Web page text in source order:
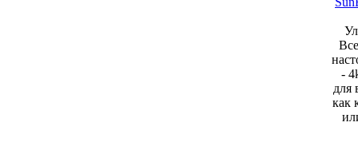
-
для
как